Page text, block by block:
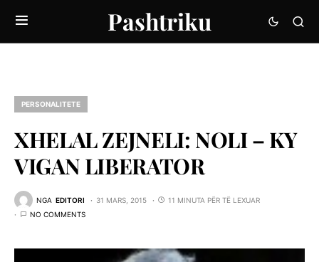
Pashtriku
PERSONALITETE
XHELAL ZEJNELI: NOLI – KY
VIGAN LIBERATOR
NGA EDITORI 31 MARS, 2015
11 MINUTA PËR TË LEXUAR
NO COMMENTS